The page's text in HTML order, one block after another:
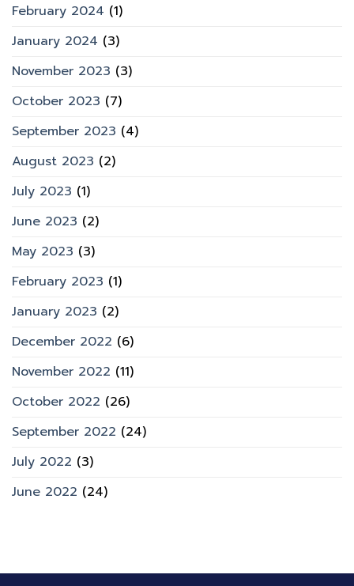
February 2024 (1)
January 2024 (3)
November 2023 (3)
October 2023 (7)
September 2023 (4)
August 2023 (2)
July 2023 (1)
June 2023 (2)
May 2023 (3)
February 2023 (1)
January 2023 (2)
December 2022 (6)
November 2022 (11)
October 2022 (26)
September 2022 (24)
July 2022 (3)
June 2022 (24)